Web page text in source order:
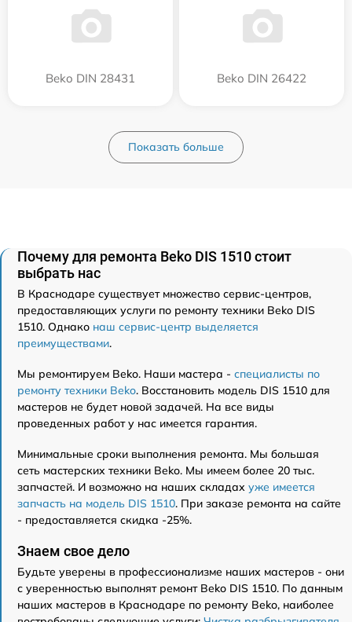
Beko DIN 28431 Beko DIN 26422
Показать больше
Почему для ремонта Beko DIS 1510 стоит
выбрать нас
В Краснодаре существует множество сервис-центров,
предоставляющих услуги по ремонту техники Beko DIS
1510. Однако наш сервис-центр выделяется
преимуществами.
Мы ремонтируем Beko. Наши мастера - специалисты по
ремонту техники Beko. Восстановить модель DIS 1510 для
мастеров не будет новой задачей. На все виды
проведенных работ у нас имеется гарантия.
Минимальные сроки выполнения ремонта. Мы большая
сеть мастерских техники Beko. Мы имеем более 20 тыс.
запчастей. И возможно на наших складах уже имеется
запчасть на модель DIS 1510. При заказе ремонта на сайте
- предоставляется скидка -25%.
Знаем свое дело
Будьте уверены в профессионализме наших мастеров - они
с уверенностью выполнят ремонт Beko DIS 1510. По данным
наших мастеров в Краснодаре по ремонту Beko, наиболее